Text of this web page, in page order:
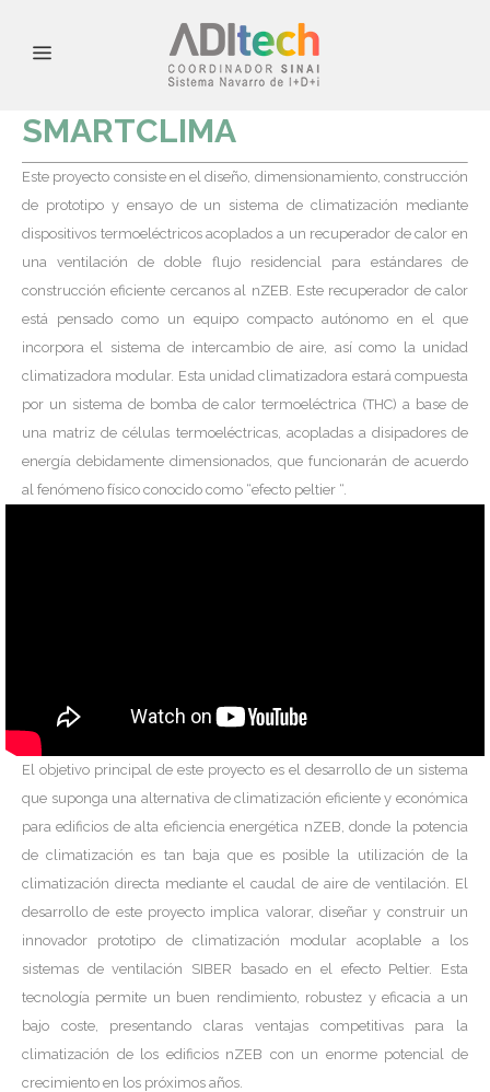
SMARTCLIMA
Este proyecto consiste en el diseño, dimensionamiento, construcción
de prototipo y ensayo de un sistema de climatización mediante
dispositivos termoeléctricos acoplados a un recuperador de calor en
una ventilación de doble flujo residencial para estándares de
construcción eficiente cercanos al nZEB. Este recuperador de calor
está pensado como un equipo compacto autónomo en el que
incorpora el sistema de intercambio de aire, así como la unidad
climatizadora modular. Esta unidad climatizadora estará compuesta
por un sistema de bomba de calor termoeléctrica (THC) a base de
una matriz de células termoeléctricas, acopladas a disipadores de
energía debidamente dimensionados, que funcionarán de acuerdo
al fenómeno físico conocido como “efecto peltier “.
El objetivo principal de este proyecto es el desarrollo de un sistema
que suponga una alternativa de climatización eficiente y económica
para edificios de alta eficiencia energética nZEB, donde la potencia
de climatización es tan baja que es posible la utilización de la
climatización directa mediante el caudal de aire de ventilación. El
desarrollo de este proyecto implica valorar, diseñar y construir un
innovador prototipo de climatización modular acoplable a los
sistemas de ventilación SIBER basado en el efecto Peltier. Esta
tecnología permite un buen rendimiento, robustez y eficacia a un
bajo coste, presentando claras ventajas competitivas para la
climatización de los edificios nZEB con un enorme potencial de
crecimiento en los próximos años.